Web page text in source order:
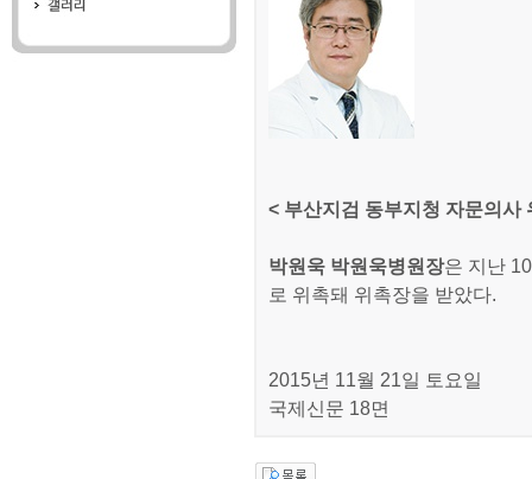
< 부산지검 동부지청 자문의사
박원욱 박원욱병원장은 지난
로 위촉돼 위촉장을 받았다.
2015년 11월 21일 토요일
국제신문 18면